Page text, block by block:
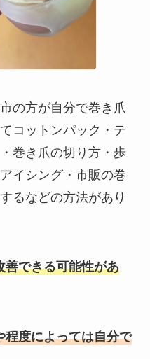
の方が自分で巻き爪
コットンパック・テ
巻き爪の切り方・歩
イシング・市販の巻
るなどの方法があり
善できる可能性があ
度によっては自分で